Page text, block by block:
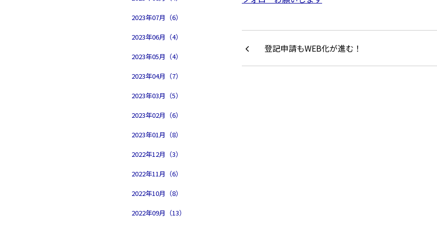
2023年07月（6）
2023年06月（4）
2023年05月（4）
2023年04月（7）
2023年03月（5）
2023年02月（6）
2023年01月（8）
2022年12月（3）
2022年11月（6）
2022年10月（8）
2022年09月（13）
登記申請もWEB化が進む！